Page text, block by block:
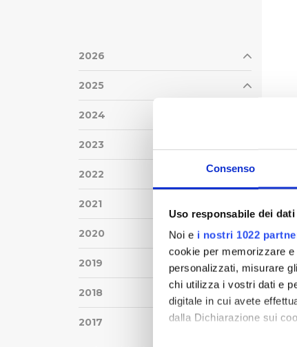
Consenso
Uso responsabile dei dati
Noi e i nostri 1022
cookie per memorizzare
personalizzati, misurare
chi utilizza i vostri dati e
digitale in cui avete
dalla Dichiarazione sui
2026
2025
2024
2023
2022
2021
2020
2019
2018
2017